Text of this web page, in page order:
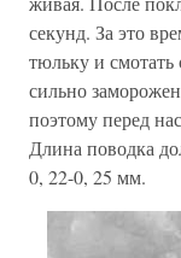
секунд. За это
тюльку и
сильно
поэтому перед
Длина поводка
0, 22-0, 25 мм.